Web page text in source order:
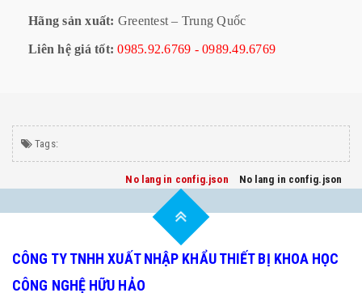
Hãng sản xuất: Greentest – Trung Quốc
Liên hệ giá tốt: 0985.92.6769 - 0989.49.6769
Tags:
No lang in config.json No lang in config.json
CÔNG TY TNHH XUẤT NHẬP KHẨU THIẾT BỊ KHOA HỌC
CÔNG NGHỆ HỮU HẢO